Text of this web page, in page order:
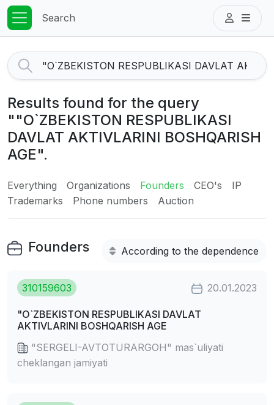
Search
Results found for the query
""O`ZBEKISTON RESPUBLIKASI
DAVLAT AKTIVLARINI BOSHQARISH
AGE".
Everything Organizations Founders CEO's
IP
Trademarks
Phone numbers Auction
Founders According to the dependence
310159603 20.01.2023
"O`ZBEKISTON RESPUBLIKASI DAVLAT
AKTIVLARINI BOSHQARISH AGE
"SERGELI-AVTOTURARGOH" mas`uliyati
cheklangan jamiyati